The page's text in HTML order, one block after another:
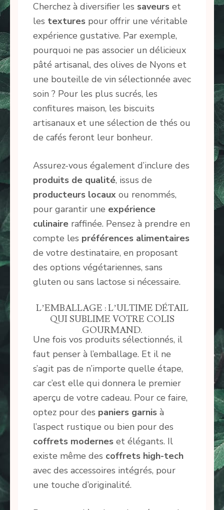
Cherchez à diversifier les saveurs et
les textures pour offrir une véritable
expérience gustative. Par exemple,
pourquoi ne pas associer un délicieux
pâté artisanal, des olives de Nyons et
une bouteille de vin sélectionnée avec
soin ? Pour les plus sucrés, les
confitures maison, les biscuits
artisanaux et une sélection de thés ou
de cafés feront leur bonheur.
Assurez-vous également d’inclure des
produits de qualité, issus de
producteurs locaux ou renommés,
pour garantir une expérience
culinaire raffinée. Pensez à prendre en
compte les préférences alimentaires
de votre destinataire, en proposant
des options végétariennes, sans
gluten ou sans lactose si nécessaire.
L’EMBALLAGE : L’ULTIME DÉTAIL
QUI SUBLIME VOTRE COLIS
GOURMAND.
Une fois vos produits sélectionnés, il
faut penser à l’emballage. Et il ne
s’agit pas de n’importe quelle étape,
car c’est elle qui donnera le premier
aperçu de votre cadeau. Pour ce faire,
optez pour des paniers garnis à
l’aspect rustique ou bien pour des
coffrets modernes et élégants. Il
existe même des coffrets high-tech
avec des accessoires intégrés, pour
une touche d’originalité.